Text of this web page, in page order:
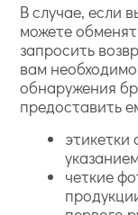
В случае, если
можете
запросить
вам
обнаружения
предоставить
этикетки
четкие